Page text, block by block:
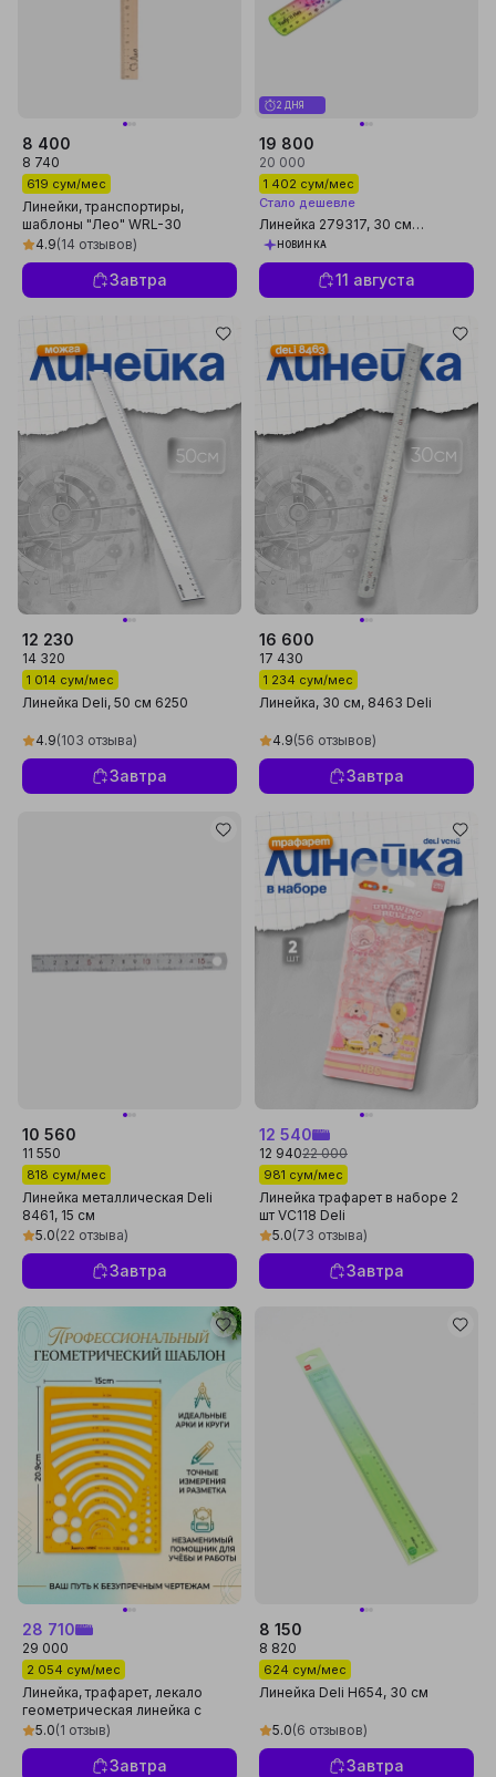
8 400
8 740
619 сум/мес
Линейки, транспортиры,
шаблоны "Лео" WRL-30
Линейка деревянная 30 см 50
шт
4.9(14 отзывов)
Завтра
2 ДНЯ
19 800
20 000
1 402 сум/мес
Стало дешевле
Линейка 279317, 30 см
q0000017094
НОВИНКА
11 августа
12 230
14 320
1 014 сум/мес
Линейка Deli, 50 см 6250
4.9(103 отзыва)
Завтра
16 600
17 430
1 234 сум/мес
Линейка, 30 см, 8463 Deli
4.9(56 отзывов)
Завтра
10 560
11 550
818 сум/мес
Линейка металлическая Deli
8461, 15 см
5.0(22 отзыва)
Завтра
12 540
12 94022 000
981 сум/мес
Линейка трафарет в наборе 2
шт VC118 Deli
5.0(73 отзыва)
Завтра
28 710
29 000
2 054 сум/мес
Линейка, трафарет, лекало
геометрическая линейка с
кругами Шаблоны для
рисования лекала
5.0(1 отзыв)
Завтра
8 150
8 820
624 сум/мес
Линейка Deli H654, 30 см
5.0(6 отзывов)
Завтра